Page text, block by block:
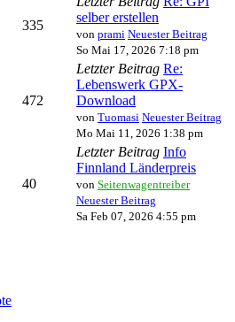
335
selber erstellen
von prami Neuester Beitrag
So Mai 17, 2026 7:18 pm
472
Letzter Beitrag Re:
Lebenswerk GPX-
Download
von Tuomasi Neuester Beitrag
Mo Mai 11, 2026 1:38 pm
40
Letzter Beitrag Info
Finnland Länderpreis
von Seitenwagentreiber
Neuester Beitrag
Sa Feb 07, 2026 4:55 pm